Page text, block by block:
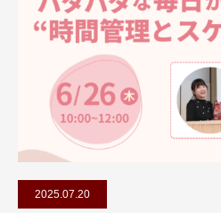
2025.07.20